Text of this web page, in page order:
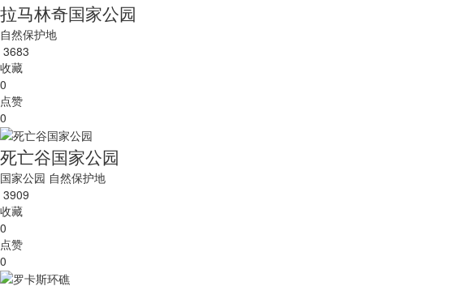
拉马林奇国家公园
自然保护地
3683
收藏
0
点赞
0
死亡谷国家公园
国家公园 自然保护地
3909
收藏
0
点赞
0